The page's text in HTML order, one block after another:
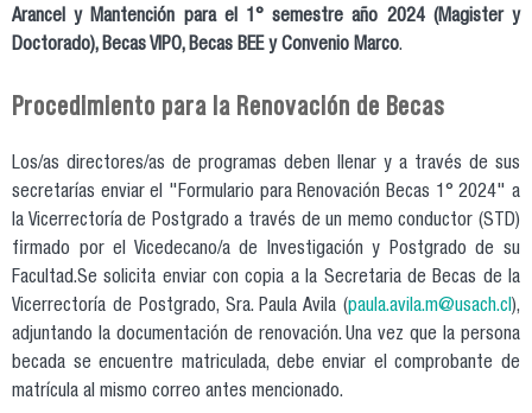
Arancel y Mantención para el 1° semestre año 2024 (Magister y
Doctorado), Becas VIPO, Becas BEE y Convenio Marco.
Procedimiento para la Renovación de Becas
Los/as directores/as de programas deben llenar y a través de sus
secretarías enviar el "Formulario para Renovación Becas 1° 2024" a
la Vicerrectoría de Postgrado a través de un memo conductor (STD)
firmado por el Vicedecano/a de Investigación y Postgrado de su
Facultad.Se solicita enviar con copia a la Secretaria de Becas de la
Vicerrectoría de Postgrado, Sra. Paula Avila (paula.avila.m@usach.cl),
adjuntando la documentación de renovación. Una vez que la persona
becada se encuentre matriculada, debe enviar el comprobante de
matrícula al mismo correo antes mencionado.